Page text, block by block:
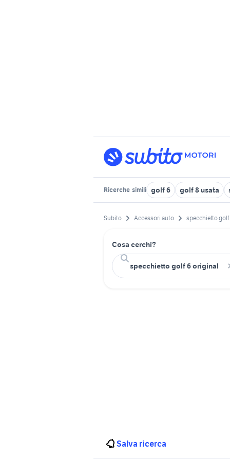
Ricerche simili golf 6 golf 8 usata
Subito Accessori auto specchietto
Cosa cerchi?
Salva ricerca